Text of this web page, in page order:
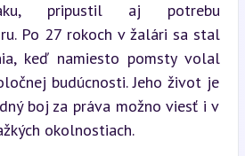
pripustil aj potrebu
Po 27 rokoch v žalári sa stal
keď namiesto pomsty volal
budúcnosti. Jeho život je
boj za práva možno viesť i v
okolnostiach.